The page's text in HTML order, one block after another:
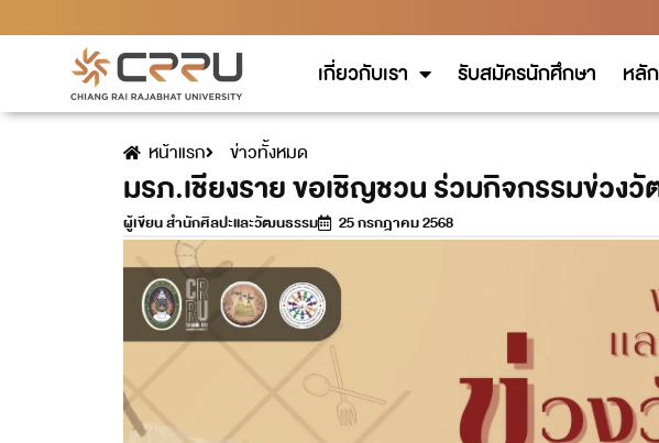
เกี่ยวกับเรา รับสมัครนักศึกษา หลั
หน้าแรก ข่าวทั้งหมด
มรภ.เชียงราย ขอเชิญชวน ร่วมกิจกรรมข่ว
ผู้เขียนสำนักศิลปะและวัฒนธรรม 25 กรกฎาคม 2568